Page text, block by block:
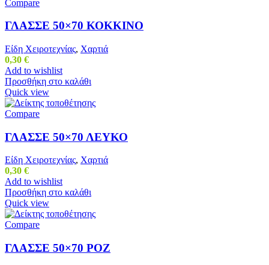
Compare
ΓΛΑΣΣΕ 50×70 ΚΟΚΚΙΝΟ
Είδη Χειροτεχνίας, Χαρτιά
0,30 €
Add to wishlist
Προσθήκη στο καλάθι
Quick view
Compare
ΓΛΑΣΣΕ 50×70 ΛΕΥΚΟ
Είδη Χειροτεχνίας, Χαρτιά
0,30 €
Add to wishlist
Προσθήκη στο καλάθι
Quick view
Compare
ΓΛΑΣΣΕ 50×70 ΡΟΖ